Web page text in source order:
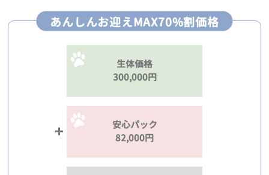
あんしんお迎えMAX70%割価格
生体価格
300,000円
安心パック
82,000円